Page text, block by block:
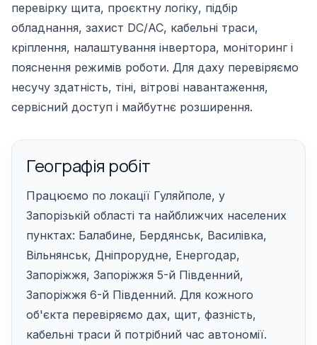
перевірку щита, проєктну логіку, підбір
обладнання, захист DC/AC, кабельні траси,
кріплення, налаштування інвертора, моніторинг і
пояснення режимів роботи. Для даху перевіряємо
несучу здатність, тіні, вітрові навантаження,
сервісний доступ і майбутнє розширення.
Географія робіт
Працюємо по локації Гуляйполе, у
Запорізькій області та найближчих населених
пунктах: Балабине, Бердянськ, Василівка,
Вільнянськ, Дніпрорудне, Енергодар,
Запоріжжя, Запоріжжя 5-й Південний,
Запоріжжя 6-й Південний. Для кожного
об'єкта перевіряємо дах, щит, фазність,
кабельні траси й потрібний час автономії.